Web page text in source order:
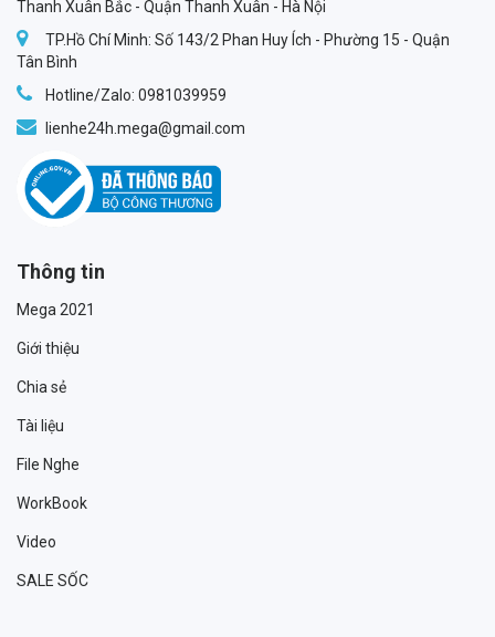
Thanh Xuân Bắc - Quận Thanh Xuân - Hà Nội
TP.Hồ Chí Minh: Số 143/2 Phan Huy Ích - Phường 15 - Quận
Tân Bình
Hotline/Zalo: 0981039959
lienhe24h.mega@gmail.com
Thông tin
Mega 2021
Giới thiệu
Chia sẻ
Tài liệu
File Nghe
WorkBook
Video
SALE SỐC